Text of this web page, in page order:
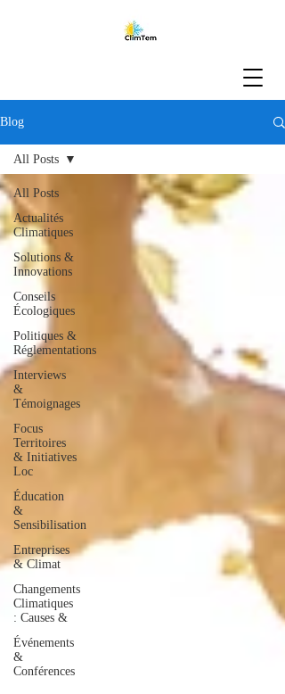
Blog
All Posts
Actualités
Climatiques
Solutions &
Innovations
Conseils
Écologiques
Politiques &
Réglementations
Interviews
&
Témoignages
Focus
Territoires
& Initiatives
Loc
Éducation
&
Sensibilisation
Entreprises
& Climat
Changements
Climatiques
: Causes &
Événements
&
Conférences
All Posts